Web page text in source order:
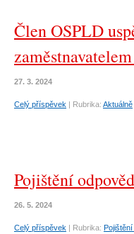
Člen OSPLD
27. 3. 2024
Celý příspěvek | Rubrika: Aktuálně
Pojištění
26. 5. 2024
Celý příspěvek | Rubrika: